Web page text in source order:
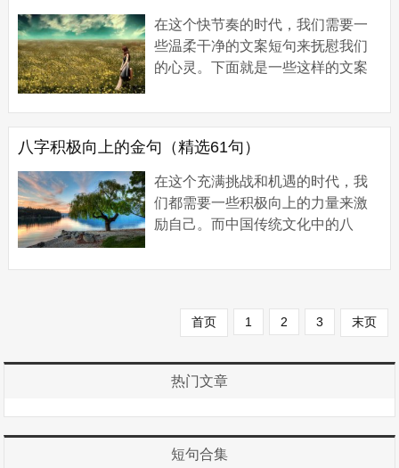
在这个快节奏的时代，我们需要一
些温柔干净的文案短句来抚慰我们
的心灵。下面就是一些这样的文案
力。 推荐一些温柔干净的文案短句1
1、零碎的岛...
八字积极向上的金句（精选61句）
在这个充满挑战和机遇的时代，我
们都需要一些积极向上的力量来激
励自己。而中国传统文化中的八
们提供了许多宝贵的精神财富。在
首页 1 2 3 末页
热门文章
短句合集